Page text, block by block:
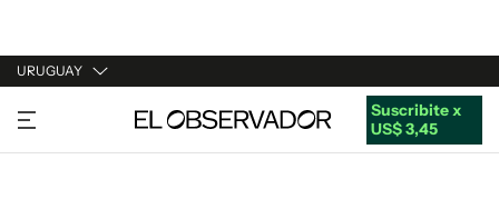
URUGUAY
URUGUAY
ARGENTINA
Suscribite x
US$ 3,45